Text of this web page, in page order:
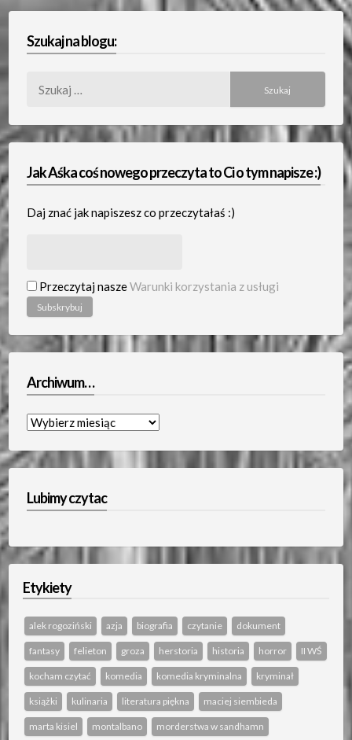
Szukaj na blogu:
Jak Aśka coś nowego przeczyta to Ci o tym napisze :)
Daj znać jak napiszesz co przeczytałaś :)
Przeczytaj naszeWarunki korzystania z usługi
Archiwum…
Archiwum…
Lubimy czytac
Etykiety
alek rogoziński azja biografia czytanie dokument
fantasy felieton groza herstoria historia horror II WŚ
kocham czytać komedia komedia kryminalna kryminał
książki kulinaria literatura piękna maciej siembieda
marta kisiel montalbano morderstwa w sandhamn